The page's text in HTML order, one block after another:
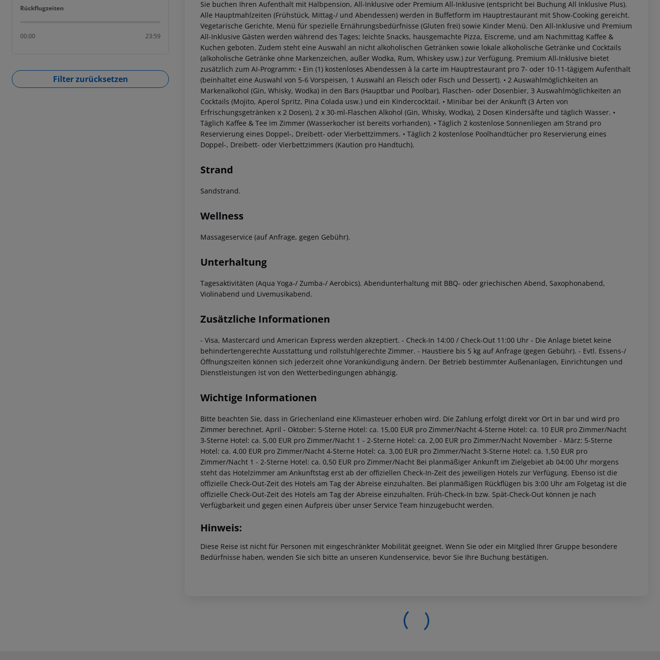
Rückflugzeiten
Rückflugzeiten
00:00 23:59
Filter zurücksetzen
Sie buchen Ihren Aufenthalt mit Halbpension, All-Inklusive oder Premium All-Inklusive (entspricht bei Buchung All Inklusive Plus).
Alle Hauptmahlzeiten (Frühstück, Mittag-/ und Abendessen) werden in Buffetform im Hauptrestaurant mit Show-Cooking gereicht.
Vegetarische Gerichte, Menü für spezielle Ernährungsbedürfnisse (Gluten frei) sowie Kinder Menü. Den All-Inklusive und Premium
All-Inklusive Gästen werden während des Tages; leichte Snacks, hausgemachte Pizza, Eiscreme, und am Nachmittag Kaffee &
Kuchen geboten. Zudem steht eine Auswahl an nicht alkoholischen Getränken sowie lokale alkoholische Getränke und Cocktails
(alkoholische Getränke ohne Markenzeichen, außer Wodka, Rum, Whiskey usw.) zur Verfügung. Premium All-Inklusive bietet
zusätzlich zum AI-Programm: • Ein (1) kostenloses Abendessen à la carte im Hauptrestaurant pro 7- oder 10-11-tägigem Aufenthalt
(beinhaltet eine Auswahl von 5-6 Vorspeisen, 1 Auswahl an Fleisch oder Fisch und Dessert). • 2 Auswahlmöglichkeiten an
Markenalkohol (Gin, Whisky, Wodka) in den Bars (Hauptbar und Poolbar), Flaschen- oder Dosenbier, 3 Auswahlmöglichkeiten an
Cocktails (Mojito, Aperol Spritz, Pina Colada usw.) und ein Kindercocktail. • Minibar bei der Ankunft (3 Arten von
Erfrischungsgetränken x 2 Dosen), 2 x 30-ml-Flaschen Alkohol (Gin, Whisky, Wodka), 2 Dosen Kindersäfte und täglich Wasser. •
Täglich Kaffee & Tee im Zimmer (Wasserkocher ist bereits vorhanden). • Täglich 2 kostenlose Sonnenliegen am Strand pro
Reservierung eines Doppel-, Dreibett- oder Vierbettzimmers. • Täglich 2 kostenlose Poolhandtücher pro Reservierung eines
Doppel-, Dreibett- oder Vierbettzimmers (Kaution pro Handtuch).
Strand
Sandstrand.
Wellness
Massageservice (auf Anfrage, gegen Gebühr).
Unterhaltung
Tagesaktivitäten (Aqua Yoga-/ Zumba-/ Aerobics). Abendunterhaltung mit BBQ- oder griechischen Abend, Saxophonabend,
Violinabend und Livemusikabend.
Zusätzliche Informationen
- Visa, Mastercard und American Express werden akzeptiert. - Check-In 14:00 / Check-Out 11:00 Uhr - Die Anlage bietet keine
behindertengerechte Ausstattung und rollstuhlgerechte Zimmer. - Haustiere bis 5 kg auf Anfrage (gegen Gebühr). - Evtl. Essens-/
Öffnungszeiten können sich jederzeit ohne Vorankündigung ändern. Der Betrieb bestimmter Außenanlagen, Einrichtungen und
Dienstleistungen ist von den Wetterbedingungen abhängig.
Wichtige Informationen
Bitte beachten Sie, dass in Griechenland eine Klimasteuer erhoben wird. Die Zahlung erfolgt direkt vor Ort in bar und wird pro
Zimmer berechnet. April - Oktober: 5-Sterne Hotel: ca. 15,00 EUR pro Zimmer/Nacht 4-Sterne Hotel: ca. 10 EUR pro Zimmer/Nacht
3-Sterne Hotel: ca. 5,00 EUR pro Zimmer/Nacht 1 - 2-Sterne Hotel: ca. 2,00 EUR pro Zimmer/Nacht November - März: 5-Sterne
Hotel: ca. 4,00 EUR pro Zimmer/Nacht 4-Sterne Hotel: ca. 3,00 EUR pro Zimmer/Nacht 3-Sterne Hotel: ca. 1,50 EUR pro
Zimmer/Nacht 1 - 2-Sterne Hotel: ca. 0,50 EUR pro Zimmer/Nacht Bei planmäßiger Ankunft im Zielgebiet ab 04:00 Uhr morgens
steht das Hotelzimmer am Ankunftstag erst ab der offiziellen Check-In-Zeit des jeweiligen Hotels zur Verfügung. Ebenso ist die
offizielle Check-Out-Zeit des Hotels am Tag der Abreise einzuhalten. Bei planmäßigen Rückflügen bis 3:00 Uhr am Folgetag ist die
offizielle Check-Out-Zeit des Hotels am Tag der Abreise einzuhalten. Früh-Check-In bzw. Spät-Check-Out können je nach
Verfügbarkeit und gegen einen Aufpreis über unser Service Team hinzugebucht werden.
Hinweis:
Diese Reise ist nicht für Personen mit eingeschränkter Mobilität geeignet. Wenn Sie oder ein Mitglied Ihrer Gruppe besondere
Bedürfnisse haben, wenden Sie sich bitte an unseren Kundenservice, bevor Sie Ihre Buchung bestätigen.